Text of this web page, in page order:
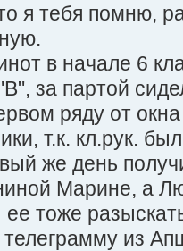
я тебя помню,
в начале 6
за партой
ряду от
т.к. кл.рук.
же день
Марине, а
тоже
из